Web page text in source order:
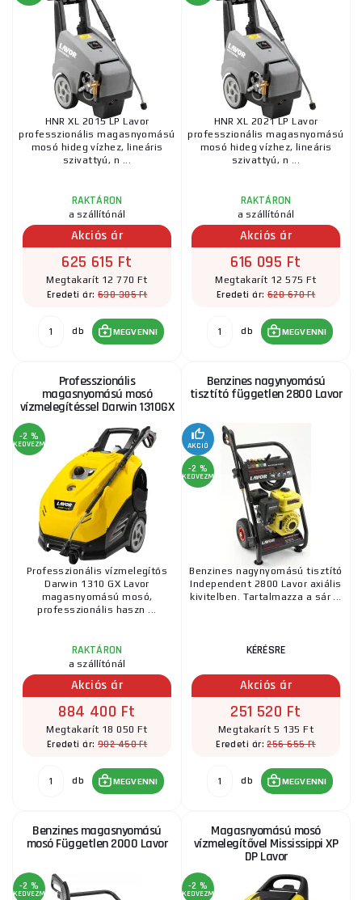
HNR XL 2015 LP Lavor
professzionális magasnyomású
mosó hideg vízhez, lineáris
szivattyú, n ...
RAKTÁRON
a szállítónál
Akciós ár
625 615 Ft
Megtakarít 12 770 Ft
Eredeti ár: 638 385 Ft
db MEGVENNI
HNR XL 2021 LP Lavor
professzionális magasnyomású
mosó hideg vízhez, lineáris
szivattyú, n ...
RAKTÁRON
a szállítónál
Akciós ár
616 095 Ft
Megtakarít 12 575 Ft
Eredeti ár: 628 670 Ft
db MEGVENNI
Professzionális
magasnyomású mosó
vízmelegítéssel Darwin 1310GX
-2 %
KEDVEZMÉNY
Professzionális vízmelegítős
Darwin 1310 GX Lavor
magasnyomású mosó,
professzionális haszn ...
RAKTÁRON
a szállítónál
Akciós ár
884 400 Ft
Megtakarít 18 050 Ft
Eredeti ár: 902 450 Ft
db MEGVENNI
Benzines nagynyomású
tisztító független 2800 Lavor
AKCIÓ
-2 %
KEDVEZMÉNY
Benzines nagynyomású tisztító
Independent 2800 Lavor axiális
kivitelben. Tartalmazza a sár ...
KÉRÉSRE
Akciós ár
251 520 Ft
Megtakarít 5 135 Ft
Eredeti ár:256 655 Ft
db MEGVENNI
Benzines magasnyomású
mosó Független 2000 Lavor
-2 %
KEDVEZMÉNY
Magasnyomású mosó
vízmelegítővel Mississippi XP
DP Lavor
-2 %
KEDVEZMÉNY